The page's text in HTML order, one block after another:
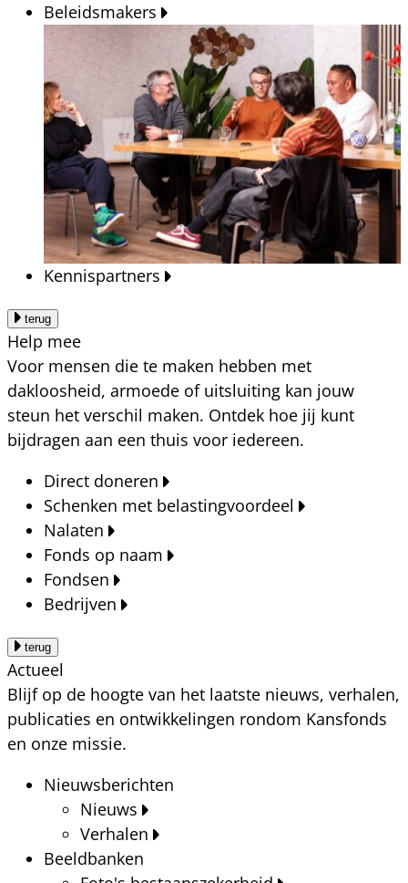
Beleidsmakers
Kennispartners
terug
Help mee
Voor mensen die te maken hebben met
dakloosheid, armoede of uitsluiting kan jouw
steun het verschil maken. Ontdek hoe jij kunt
bijdragen aan een thuis voor iedereen.
Direct doneren
Schenken met belastingvoordeel
Nalaten
Fonds op naam
Fondsen
Bedrijven
terug
Actueel
Blijf op de hoogte van het laatste nieuws, verhalen,
publicaties en ontwikkelingen rondom Kansfonds
en onze missie.
Nieuwsberichten
Nieuws
Verhalen
Beeldbanken